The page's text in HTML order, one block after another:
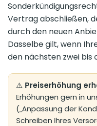
Vertrag abschließen,
durch den neuen
Dasselbe gilt, wenn
den nächsten zwei bis
⚠️ Preiserhöhung
Erhöhungen gern in
(„Anpassung der
Schreiben Ihres